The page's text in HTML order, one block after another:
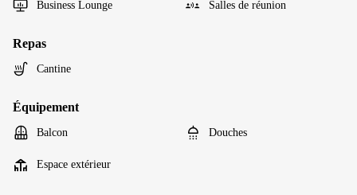
Business Lounge Salles de réunion
Repas
Cantine
Équipement
Balcon Douches
Espace extérieur